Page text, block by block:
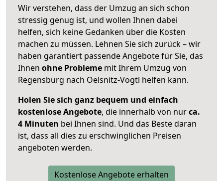
Wir verstehen, dass der Umzug an sich schon
stressig genug ist, und wollen Ihnen dabei
helfen, sich keine Gedanken über die Kosten
machen zu müssen. Lehnen Sie sich zurück – wir
haben garantiert passende Angebote für Sie, das
Ihnen ohne Probleme mit Ihrem Umzug von
Regensburg nach Oelsnitz-Vogtl helfen kann.
Holen Sie sich ganz bequem und einfach
kostenlose Angebote, die innerhalb von nurca.
4 Minuten bei Ihnen sind. Und das Beste daran
ist, dass all dies zu erschwinglichen Preisen
angeboten werden.
Kostenlose Angebote erhalten